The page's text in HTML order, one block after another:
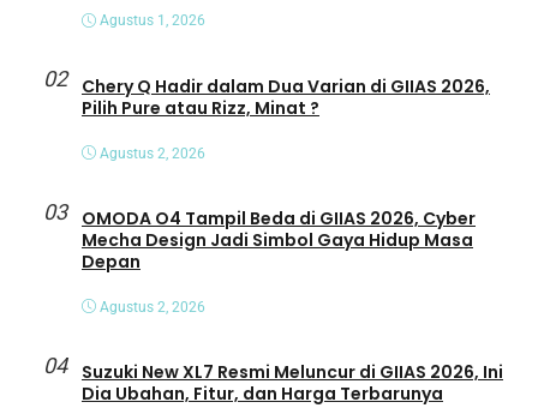
Agustus 1, 2026
02
Chery Q Hadir dalam Dua Varian di GIIAS 2026,
Pilih Pure atau Rizz, Minat ?
Agustus 2, 2026
03
OMODA O4 Tampil Beda di GIIAS 2026, Cyber
Mecha Design Jadi Simbol Gaya Hidup Masa
Depan
Agustus 2, 2026
04
Suzuki New XL7 Resmi Meluncur di GIIAS 2026, Ini
Dia Ubahan, Fitur, dan Harga Terbarunya